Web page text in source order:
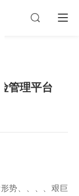
管理平台
、、、、艰巨